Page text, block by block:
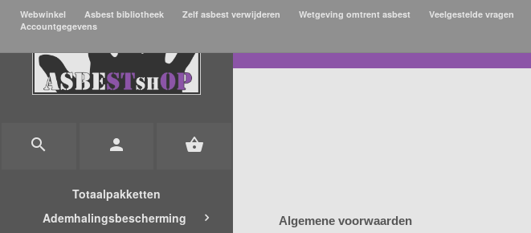
Webwinkel Asbest bibliotheek Zelf asbest verwijderen Wetgeving omtrent asbest Veelgestelde vragen
Accountgegevens
  
Totaalpakketten
Ademhalingsbescherming
Algemene voorwaarden